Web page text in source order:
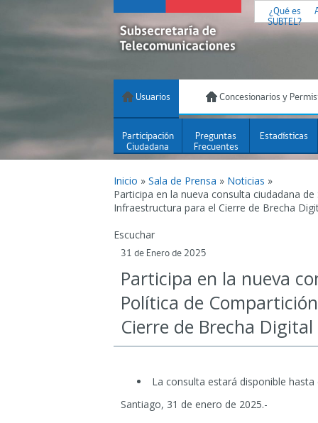
¿Qué es
SUBTEL?
Usuarios Concesionarios y
Participación
Ciudadana
Preguntas
Frecuentes
Estadísticas
Inicio » Sala de Prensa » Noticias »
Participa en la nueva consulta ciudadana
Infraestructura para el Cierre de Brecha
Escuchar
31 de Enero de 2025
Participa en la nueva
Política de
Cierre de Brecha Digital
La consulta estará disponible
Santiago, 31 de enero de 2025.-